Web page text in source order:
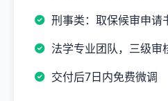
刑事类：取保候审申请
法学专业团队，三级审
交付后7日内免费微调